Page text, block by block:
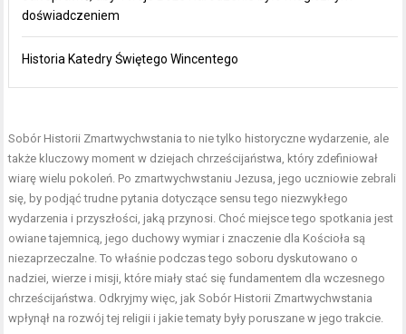
doświadczeniem
Historia Katedry Świętego Wincentego
Sobór Historii Zmartwychwstania to nie tylko historyczne wydarzenie, ale
także kluczowy moment w dziejach chrześcijaństwa, który zdefiniował
wiarę wielu pokoleń. Po zmartwychwstaniu Jezusa, jego uczniowie zebrali
się, by podjąć trudne pytania dotyczące sensu tego niezwykłego
wydarzenia i przyszłości, jaką przynosi. Choć miejsce tego spotkania jest
owiane tajemnicą, jego duchowy wymiar i znaczenie dla Kościoła są
niezaprzeczalne. To właśnie podczas tego soboru dyskutowano o
nadziei, wierze i misji, które miały stać się fundamentem dla wczesnego
chrześcijaństwa. Odkryjmy więc, jak Sobór Historii Zmartwychwstania
wpłynął na rozwój tej religii i jakie tematy były poruszane w jego trakcie.